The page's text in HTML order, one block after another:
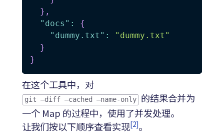
} ,
"docs" :
{
"dummy.txt" :
"dummy.txt"
}
}
在这个工具中，对
git —diff —cached —name-only
的结果合并为
一个 Map 的过程中，使用了并发处理。
让我们按以下顺序查看实现[2]。